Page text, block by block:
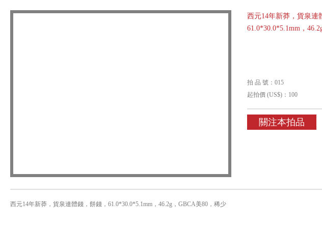
西元14年新莽，貨泉連
61.0*30.0*5.1mm，
拍 品 號：015
起拍價 (US$)：100
關注本拍品
西元14年新莽，貨泉連體錢，餅錢，61.0*30.0*5.1mm，46.2g，GBCA美80，稀少